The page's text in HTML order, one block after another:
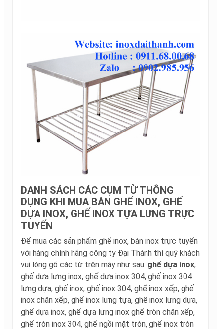
DANH SÁCH CÁC CỤM TỪ THÔNG
DỤNG KHI MUA BÀN GHẾ INOX, GHẾ
DỰA INOX, GHẾ INOX TỰA LƯNG TRỰC
TUYẾN
Để mua các sản phẩm ghế inox, bàn inox trực tuyến
với hàng chính hãng công ty Đại Thành thì quý khách
vui lòng gõ các từ trên máy như sau: ghế dựa inox,
ghế dựa lưng inox, ghế dựa inox 304, ghế inox 304
lưng dựa, ghế inox, ghế inox 304, ghế inox xếp, ghế
inox chân xếp, ghế inox lưng tựa, ghế inox lưng dựa,
ghế dựa inox, ghế dựa lưng inox ghế tròn chân xếp,
ghế tròn inox 304, ghế ngồi mặt tròn, ghế inox tròn